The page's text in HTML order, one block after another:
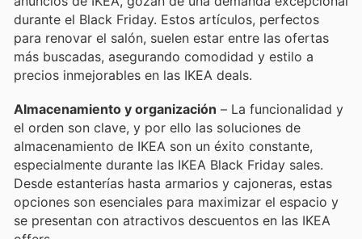
durante el Black Friday. Estos artículos, perfectos
para renovar el salón, suelen estar entre las ofertas
más buscadas, asegurando comodidad y estilo a
precios inmejorables en las IKEA deals.
Almacenamiento y organización – La funcionalidad y
el orden son clave, y por ello las soluciones de
almacenamiento de IKEA son un éxito constante,
especialmente durante las IKEA Black Friday sales.
Desde estanterías hasta armarios y cajoneras, estas
opciones son esenciales para maximizar el espacio y
se presentan con atractivos descuentos en las IKEA